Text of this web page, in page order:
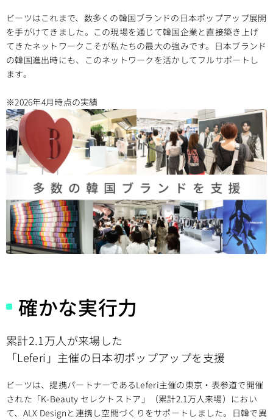
ビーツはこれまで、数多くの韓国ブランドの日本ポップアップ展開
を手がけてきました。この現場を通じて韓国企業と直接築き上げ
てきたネットワークこそが私たちの最大の強みです。日本ブランド
の韓国進出時にも、このネットワークを活かしてフルサポートし
ます。
※2026年4月時点の実績
確かな実行力​
累計2.1万人が来場した​
「Leferi」主催の日本初ポップアップを支援​
ビーツは、提携パートナーであるLeferi主催の東京・表参道で開催
された「K-Beauty セレクトストア」（累計2.1万人来場）におい
て、ALX Designと連携し空間づくりをサポートしました。日韓で異